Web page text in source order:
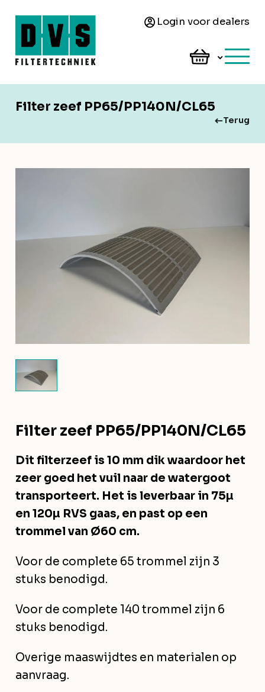
Login voor dealers
Filter zeef PP65/PP140N/CL65
Terug
Filter zeef PP65/PP140N/CL65
Dit filterzeef is 10 mm dik waardoor het
zeer goed het vuil naar de watergoot
transporteert. Het is leverbaar in 75µ
en 120µ RVS gaas, en past op een
trommel van Ø60 cm.
Voor de complete 65 trommel zijn 3
stuks benodigd.
Voor de complete 140 trommel zijn 6
stuks benodigd.
Overige maaswijdtes en materialen op
aanvraag.